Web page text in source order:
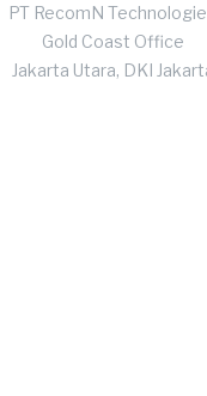
PT RecomN
Gold Coast Office
Jakarta Utara, DKI